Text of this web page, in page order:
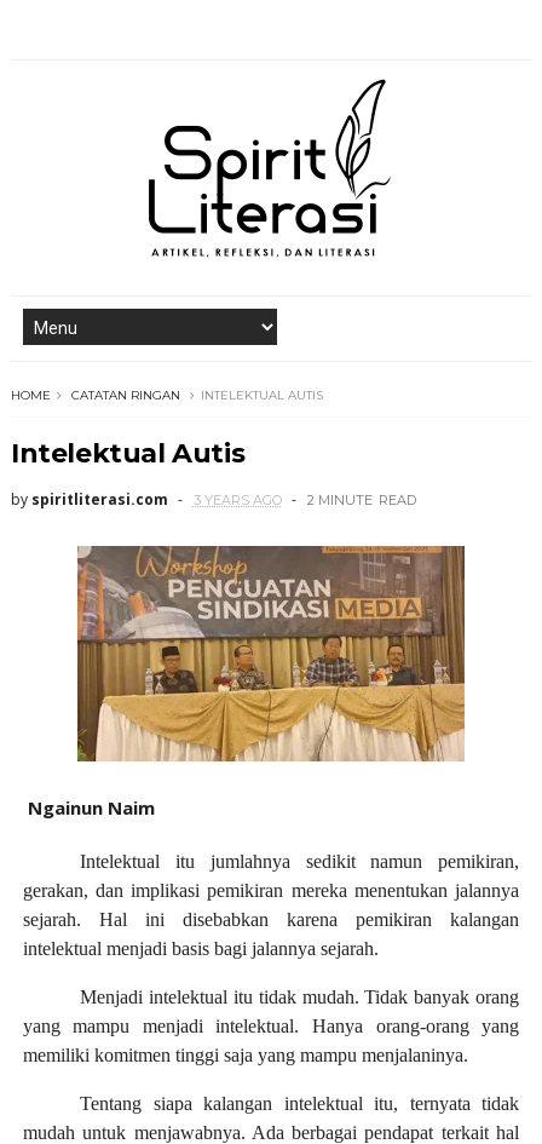
HOME CATATAN RINGAN INTELEKTUAL AUTIS
Intelektual Autis
by spiritliterasi.com 3 YEARS AGO 2 MINUTE READ
Ngainun Naim
Intelektual itu jumlahnya sedikit namun pemikiran,
gerakan, dan implikasi pemikiran mereka menentukan jalannya
sejarah. Hal ini disebabkan karena pemikiran kalangan
intelektual menjadi basis bagi jalannya sejarah.
Menjadi intelektual itu tidak mudah. Tidak banyak orang
yang mampu menjadi intelektual. Hanya orang-orang yang
memiliki komitmen tinggi saja yang mampu menjalaninya.
Tentang siapa kalangan intelektual itu, ternyata tidak
mudah untuk menjawabnya. Ada berbagai pendapat terkait hal